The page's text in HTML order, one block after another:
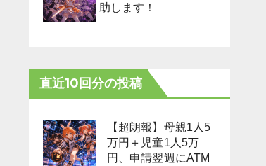
助します！
直近10回分の投稿
【超朗報】母親1人5
万円＋児童1人5万
円、申請翌週にATM